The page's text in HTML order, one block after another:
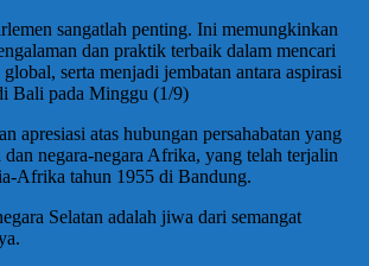
sangatlah penting. Ini memungkinkan
dan praktik terbaik dalam mencari
serta menjadi jembatan antara aspirasi
Bali pada Minggu (1/9)
apresiasi atas hubungan persahabatan yang
dan negara-negara Afrika, yang telah terjalin
Afrika tahun 1955 di Bandung.
Selatan adalah jiwa dari semangat